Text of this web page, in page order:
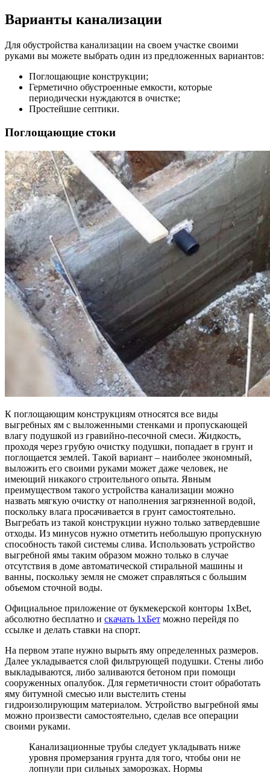
Варианты канализации
Для обустройства канализации на своем участке своими
руками вы можете выбрать один из предложенных вариантов:
Поглощающие конструкции;
Герметично обустроенные емкости, которые
периодически нуждаются в очистке;
Простейшие септики.
Поглощающие стоки
К поглощающим конструкциям относятся все виды
выгребных ям с выложенными стенками и пропускающей
влагу подушкой из гравийно-песочной смеси. Жидкость,
проходя через грубую очистку подушки, попадает в грунт и
поглощается землей. Такой вариант – наиболее экономный,
выложить его своими руками может даже человек, не
имеющий никакого строительного опыта. Явным
преимуществом такого устройства канализации можно
назвать мягкую очистку от наполнения загрязненной водой,
поскольку влага просачивается в грунт самостоятельно.
Выгребать из такой конструкции нужно только затвердевшие
отходы. Из минусов нужно отметить небольшую пропускную
способность такой системы слива. Использовать устройство
выгребной ямы таким образом можно только в случае
отсутствия в доме автоматической стиральной машины и
ванны, поскольку земля не сможет справляться с большим
объемом сточной воды.
Официальное приложение от букмекерской конторы 1xBet,
абсолютно бесплатно и скачать 1хБет можно перейдя по
ссылке и делать ставки на спорт.
На первом этапе нужно вырыть яму определенных размеров.
Далее укладывается слой фильтрующей подушки. Стены либо
выкладываются, либо заливаются бетоном при помощи
сооруженных опалубок. Для герметичности стоит обработать
яму битумной смесью или выстелить стены
гидроизолирующим материалом. Устройство выгребной ямы
можно произвести самостоятельно, сделав все операции
своими руками.
Канализационные трубы следует укладывать ниже
уровня промерзания грунта для того, чтобы они не
лопнули при сильных заморозках. Нормы